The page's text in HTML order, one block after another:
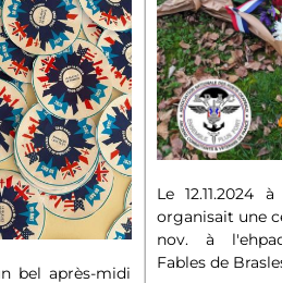
bel après-midi
Le 12.11.2024
organisait une
nov. à
Fables de